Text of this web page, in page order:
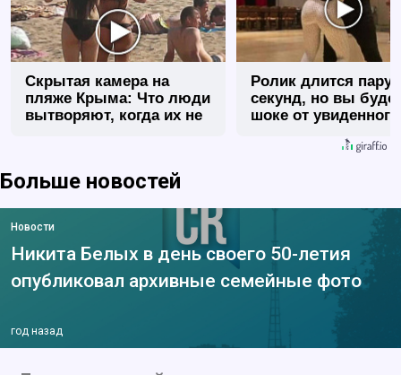
Скрытая камера на
пляже Крыма: Что люди
вытворяют, когда их не
Ролик длится пару
секунд, но вы
шоке от увиденного
Больше новостей
Новости
Никита Белых в день своего 50-летия
опубликовал архивные семейные фото
год назад